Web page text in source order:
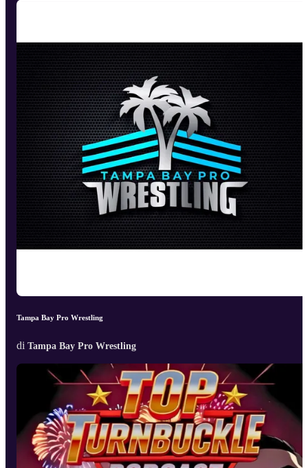
Tampa Bay Pro Wrestling
di Tampa Bay Pro Wrestling